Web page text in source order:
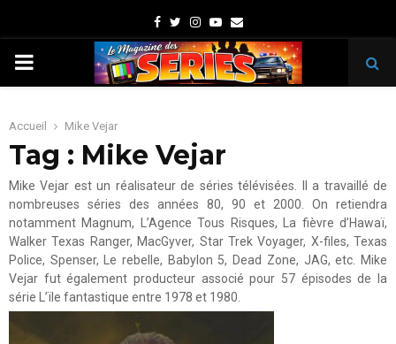
Facebook
TwitterInstagram
Youtube
Email
PRIMARY
Accueil Mike Vejar
Tag : Mike Vejar
Mike Vejar est un réalisateur de séries télévisées. Il a travaillé de
nombreuses séries des années 80, 90 et 2000. On retiendra
notamment Magnum, L’Agence Tous Risques, La fièvre d’Hawaï,
Walker Texas Ranger, MacGyver, Star Trek Voyager, X-files, Texas
Police, Spenser, Le rebelle, Babylon 5, Dead Zone, JAG, etc. Mike
Vejar fut également producteur associé pour 57 épisodes de la
série L’ïle fantastique entre 1978 et 1980.